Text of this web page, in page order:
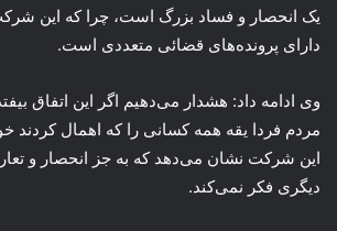
یک انحصار و فساد بزرگ است، چرا که این
دارای پرونده‌های قضائی متعددی است.
وی ادامه داد: هشدار می‌دهیم اگر این اتفاق
مردم فردا یقه همه کسانی را که اهمال کردند
این شرکت نشان می‌دهد که به جز انحصار و
دیگری فکر نمی‌کند.